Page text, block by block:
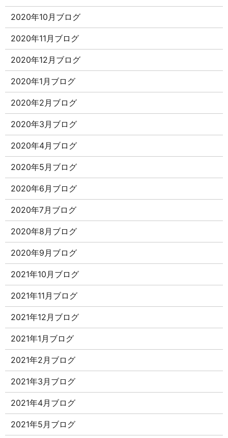
2020年10月ブログ
2020年11月ブログ
2020年12月ブログ
2020年1月ブログ
2020年2月ブログ
2020年3月ブログ
2020年4月ブログ
2020年5月ブログ
2020年6月ブログ
2020年7月ブログ
2020年8月ブログ
2020年9月ブログ
2021年10月ブログ
2021年11月ブログ
2021年12月ブログ
2021年1月ブログ
2021年2月ブログ
2021年3月ブログ
2021年4月ブログ
2021年5月ブログ